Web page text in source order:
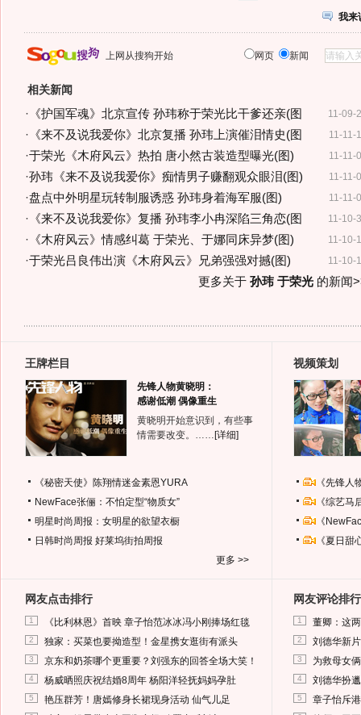
我来
上网从搜狗开始 网页 新闻
相关新闻
11-09-
· 《护国军魂》北京宣传 孙玮称于荣光比干爹还亲(图
11-11-
· 《来不及说我爱你》北京复播 孙玮上演催泪情史(图
11-11-
·于荣光《木府风云》热拍 唐小然古装造型曝光(图)
11-11-
·孙玮《来不及说我爱你》痴情男子赚翻观众眼泪(图)
11-11-
·盘点中外明星玩转制服诱惑 孙玮身着海军服(图)
11-10-
· 《来不及说我爱你》复播 孙玮李小冉深陷三角恋(图
11-10-
· 《木府风云》情感纠葛 于荣光、于娜同床异梦(图)
11-10-
·于荣光吕良伟出演《木府风云》兄弟强强对撼(图)
更多关于 孙玮 于荣光的新闻
王牌栏目
先锋人物黄晓明：
感谢低潮 偶像重生
黄晓明开始意识到，有些事
情需要改变。…… [详细]
《秘密天使》陈翔情迷金素恩YURA
NewFace张俪：不怕定型“物质女”
明星时尚周报：女明星的欲望衣橱
日韩时尚周报 好莱坞街拍周报
更多 >>
视频策划
《先锋
《综艺
《
《夏日
网友点击排行
1 《比利林恩》首映 章子怡范冰冰冯小刚捧场红毯
2 独家：买菜也要拗造型！金星携女逛街有派头
3 京东和奶茶哪个更重要？刘强东的回答全场大笑！
4 杨威晒照庆祝结婚8周年 杨阳洋轻抚妈妈孕肚
5 艳压群芳！唐嫣修身长裙现身活动 仙气儿足
网友评论排行
1 董卿：这
2 刘德华新
3 为救母女
4 刘德华扮
5 章子怡斥